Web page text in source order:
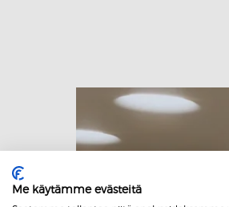
Me käytämme evästeitä